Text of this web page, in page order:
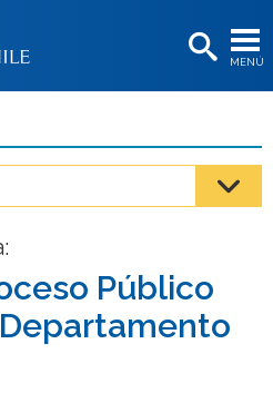
MENÚ
os
os
os
Público